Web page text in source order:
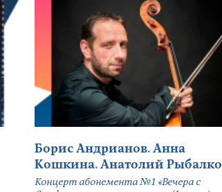
Борис Андрианов. Анна
Кошкина. Анатолий Рыбалко
Концерт абонемента №1 «Вечера с